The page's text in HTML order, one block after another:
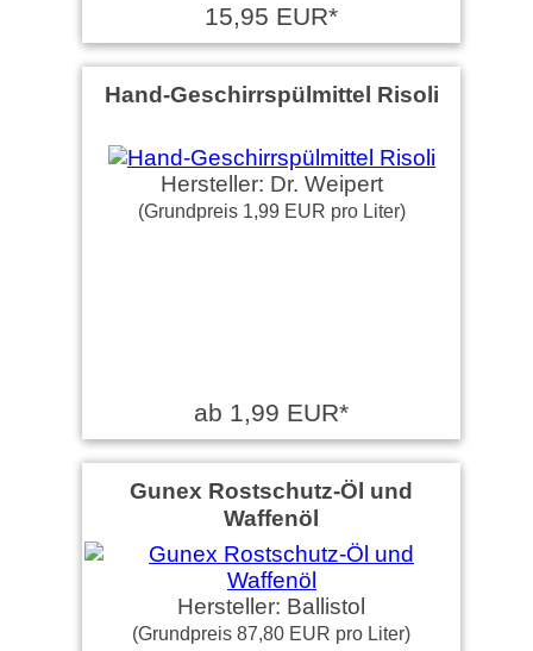
15,95 EUR*
Hand-Geschirrspülmittel Risoli
Hersteller: Dr. Weipert
(Grundpreis 1,99 EUR pro Liter)
ab 1,99 EUR*
Gunex Rostschutz-Öl und
Waffenöl
Hersteller: Ballistol
(Grundpreis 87,80 EUR pro Liter)